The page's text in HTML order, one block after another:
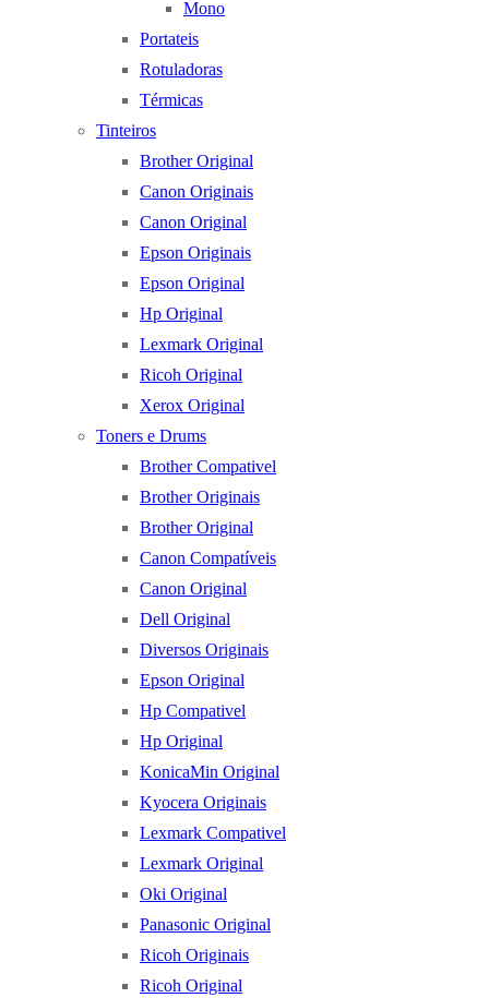
Mono
Portateis
Rotuladoras
Térmicas
Tinteiros
Brother Original
Canon Originais
Canon Original
Epson Originais
Epson Original
Hp Original
Lexmark Original
Ricoh Original
Xerox Original
Toners e Drums
Brother Compativel
Brother Originais
Brother Original
Canon Compatíveis
Canon Original
Dell Original
Diversos Originais
Epson Original
Hp Compativel
Hp Original
KonicaMin Original
Kyocera Originais
Lexmark Compativel
Lexmark Original
Oki Original
Panasonic Original
Ricoh Originais
Ricoh Original